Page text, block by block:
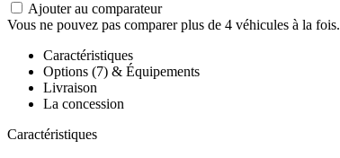
Ajouter au comparateur
Vous ne pouvez pas comparer plus de 4 véhicules à la fois.
Caractéristiques
Options (7) & Équipements
Livraison
La concession
Caractéristiques